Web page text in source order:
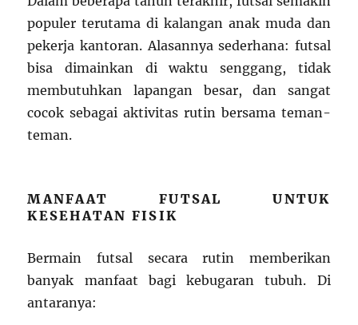
populer terutama di kalangan anak muda dan
pekerja kantoran. Alasannya sederhana: futsal
bisa dimainkan di waktu senggang, tidak
membutuhkan lapangan besar, dan sangat
cocok sebagai aktivitas rutin bersama teman-
teman.
MANFAAT FUTSAL UNTUK
KESEHATAN FISIK
Bermain futsal secara rutin memberikan
banyak manfaat bagi kebugaran tubuh. Di
antaranya: